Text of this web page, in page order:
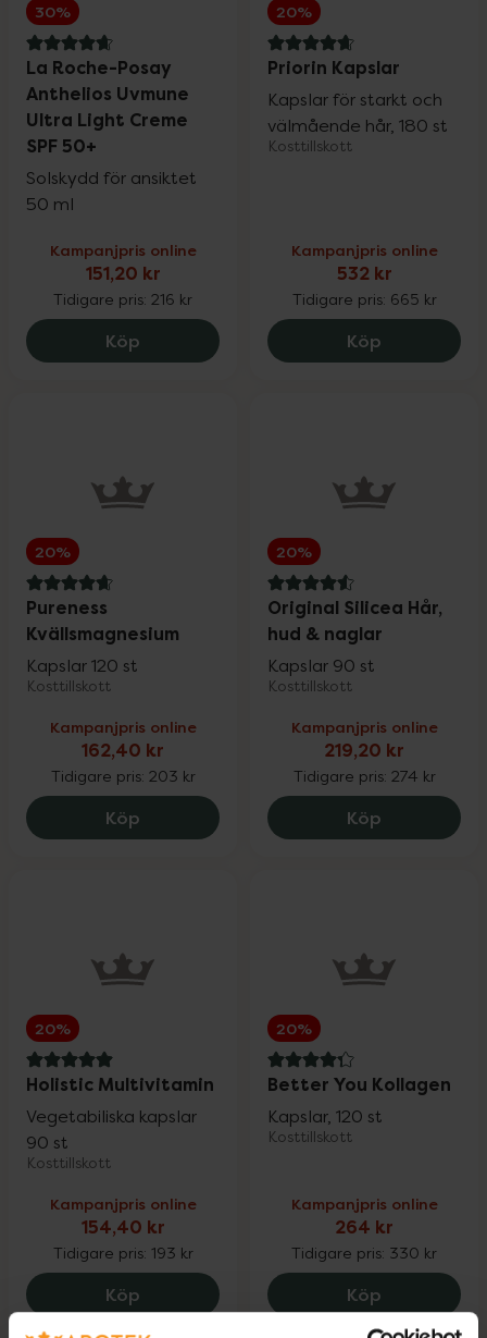
Ansiktsvård
Kosttillskott Upp till 25%
Vårt eget varumärke
Hårvård Upp till 25%
Hand- & fotvård Upp till 30%
För våra klubbmedlemmar
Nyheter
Varumärken
30%
4.8 av 5 i omdöme
La Roche-Posay
Anthelios Uvmune
Ultra Light Creme
SPF 50+
Solskydd för ansiktet
50 ml
Kampanjpris online
151,20 kr
Tidigare pris: 216 kr
Köp La Roche-Posay Anthelios Uvmune
20%
4.7 av 5 i omdöme
Priorin Kapslar
Kapslar för starkt och
välmående hår, 180 st
Kosttillskott
Kampanjpris online
532 kr
Tidigare pris: 665 kr
Köp Priorin
20%
4.7 av 5 i omdöme
Pureness
Kvällsmagnesium
Kapslar 120 st
Kosttillskott
Kampanjpris online
162,40 kr
Tidigare pris: 203 kr
Köp Pureness Kvällsmagnesium, 162.4 kr.
20%
4.6 av 5 i omdöme
Original Silicea Hår,
hud & naglar
Kapslar 90 st
Kosttillskott
Kampanjpris online
219,20 kr
Tidigare pris: 274 kr
Köp Original
20%
5 av 5 i omdöme
Holistic Multivitamin
Vegetabiliska kapslar
90 st
Kosttillskott
Kampanjpris online
154,40 kr
Tidigare pris: 193 kr
Köp Holistic Multivitamin, 154.4 kr.
20%
4.3 av 5 i omdöme
Better You Kollagen
Kapslar, 120 st
Kosttillskott
Kampanjpris online
264 kr
Tidigare pris: 330 kr
Köp Better